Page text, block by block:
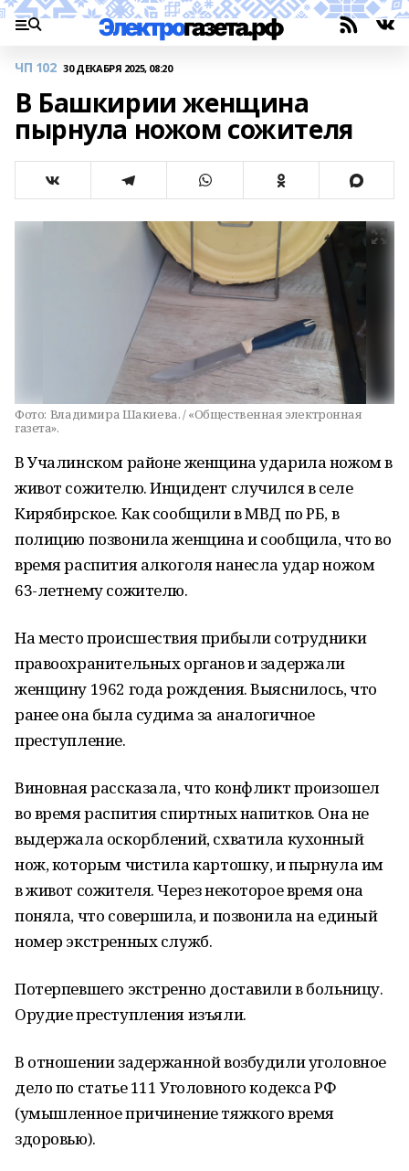
ЧП 102 30 ДЕКАБРЯ 2025, 08:20
В Башкирии женщина
пырнула ножом сожителя
Фото: Владимира Шакиева. / «Общественная электронная
газета».
В Учалинском районе женщина ударила ножом в
живот сожителю. Инцидент случился в селе
Кирябирское. Как сообщили в МВД по РБ, в
полицию позвонила женщина и сообщила, что во
время распития алкоголя нанесла удар ножом
63-летнему сожителю.
На место происшествия прибыли сотрудники
правоохранительных органов и задержали
женщину 1962 года рождения. Выяснилось, что
ранее она была судима за аналогичное
преступление.
Виновная рассказала, что конфликт произошел
во время распития спиртных напитков. Она не
выдержала оскорблений, схватила кухонный
нож, которым чистила картошку, и пырнула им
в живот сожителя. Через некоторое время она
поняла, что совершила, и позвонила на единый
номер экстренных служб.
Потерпевшего экстренно доставили в больницу.
Орудие преступления изъяли.
В отношении задержанной возбудили уголовное
дело по статье 111 Уголовного кодекса РФ
(умышленное причинение тяжкого время
здоровью).